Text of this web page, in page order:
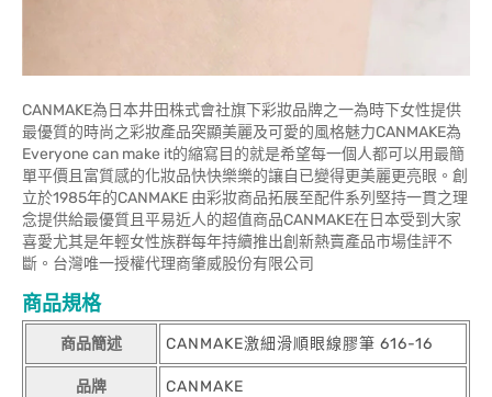
CANMAKE為日本井田株式會社旗下彩妝品牌之一為時下女性提供
最優質的時尚之彩妝產品突顯美麗及可愛的風格魅力CANMAKE為
Everyone can make it的縮寫目的就是希望每一個人都可以用最簡
單平價且富質感的化妝品快快樂樂的讓自已變得更美麗更亮眼。創
立於1985年的CANMAKE 由彩妝商品拓展至配件系列堅持一貫之理
念提供給最優質且平易近人的超值商品CANMAKE在日本受到大家
喜愛尤其是年輕女性族群每年持續推出創新熱賣產品市場佳評不
斷。台灣唯一授權代理商肇威股份有限公司
商品規格
商品簡述 CANMAKE激細滑順眼線膠筆 616-16
品牌 CANMAKE